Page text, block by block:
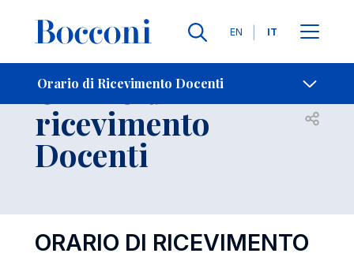
Lingue
EN IT
Orario di Ricevimento Docenti
-
Orario di
ricevimento
Docenti
Open
ORARIO DI RICEVIMENTO